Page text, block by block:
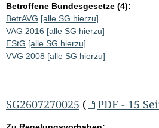
Betroffene Bundesgesetze (4):
BetrAVG [alle SG hierzu]
VAG 2016 [alle SG hierzu]
EStG [alle SG hierzu]
VVG 2008 [alle SG hierzu]
SG2607270025 ( PDF - 15